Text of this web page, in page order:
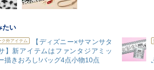
たい
ク外アイテム
【ディズニー×サマンサタ
】新アイテムはファンタジアミッ
描きおろし!バッグ4点小物10点